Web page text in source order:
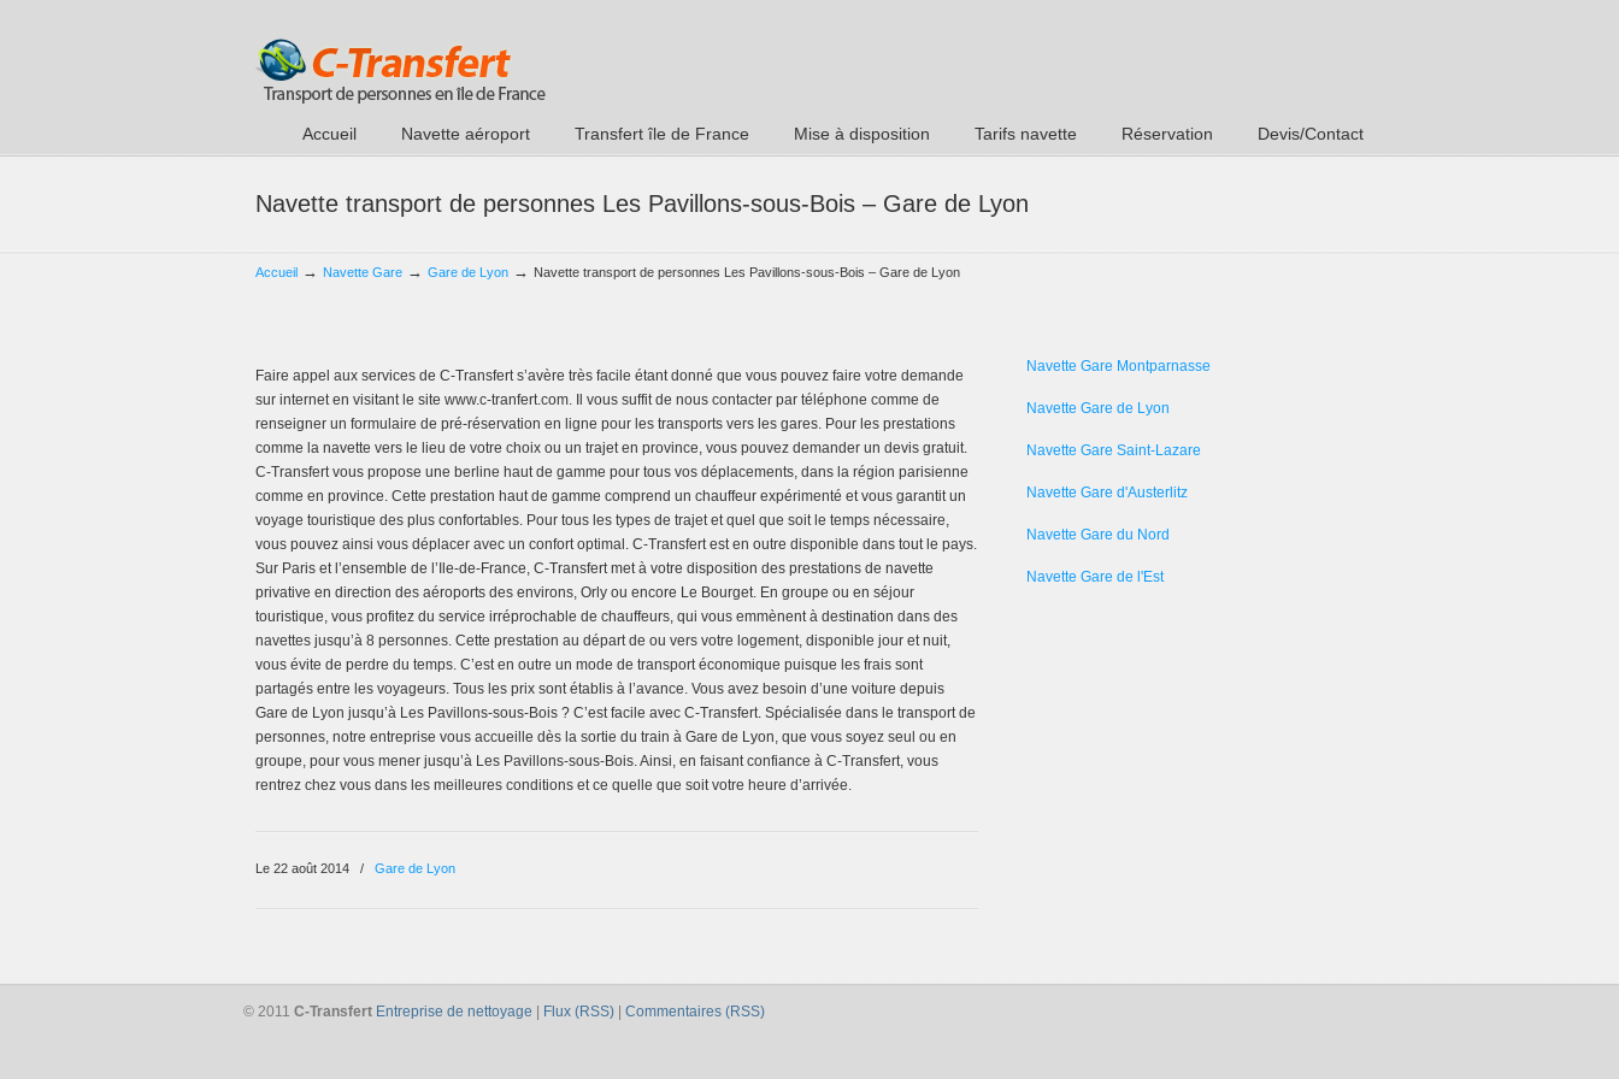
Accueil Navette aéroport Transfert île de France Mise à disposition Tarifs navette Réservation Devis/Contact
Navette transport de personnes Les Pavillons-sous-Bois – Gare de Lyon
Accueil → Navette Gare → Gare de Lyon → Navette transport de personnes Les Pavillons-sous-Bois – Gare de Lyon
Faire appel aux services de C-Transfert s’avère très facile étant donné que vous pouvez faire votre demande
sur internet en visitant le site www.c-tranfert.com. Il vous suffit de nous contacter par téléphone comme de
renseigner un formulaire de pré-réservation en ligne pour les transports vers les gares. Pour les prestations
comme la navette vers le lieu de votre choix ou un trajet en province, vous pouvez demander un devis gratuit.
C-Transfert vous propose une berline haut de gamme pour tous vos déplacements, dans la région parisienne
comme en province. Cette prestation haut de gamme comprend un chauffeur expérimenté et vous garantit un
voyage touristique des plus confortables. Pour tous les types de trajet et quel que soit le temps nécessaire,
vous pouvez ainsi vous déplacer avec un confort optimal. C-Transfert est en outre disponible dans tout le pays.
Sur Paris et l’ensemble de l’Ile-de-France, C-Transfert met à votre disposition des prestations de navette
privative en direction des aéroports des environs, Orly ou encore Le Bourget. En groupe ou en séjour
touristique, vous profitez du service irréprochable de chauffeurs, qui vous emmènent à destination dans des
navettes jusqu’à 8 personnes. Cette prestation au départ de ou vers votre logement, disponible jour et nuit,
vous évite de perdre du temps. C’est en outre un mode de transport économique puisque les frais sont
partagés entre les voyageurs. Tous les prix sont établis à l’avance. Vous avez besoin d’une voiture depuis
Gare de Lyon jusqu’à Les Pavillons-sous-Bois ? C’est facile avec C-Transfert. Spécialisée dans le transport de
personnes, notre entreprise vous accueille dès la sortie du train à Gare de Lyon, que vous soyez seul ou en
groupe, pour vous mener jusqu’à Les Pavillons-sous-Bois. Ainsi, en faisant confiance à C-Transfert, vous
rentrez chez vous dans les meilleures conditions et ce quelle que soit votre heure d’arrivée.
Le 22 août 2014 / Gare de Lyon
Navette Gare Montparnasse
Navette Gare de Lyon
Navette Gare Saint-Lazare
Navette Gare d'Austerlitz
Navette Gare du Nord
Navette Gare de l'Est
© 2011 C-Transfert Entreprise de nettoyage Flux (RSS) Commentaires (RSS)